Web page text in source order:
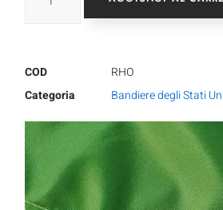
COD
RHO
Categoria
Bandiere degli Stati